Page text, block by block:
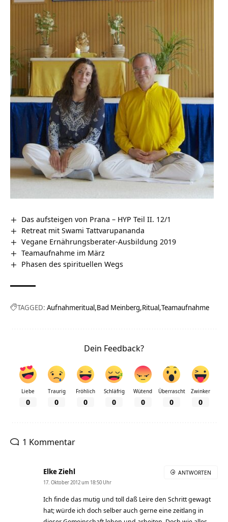
Das aufsteigen von Prana – HYP Teil II. 12/1
Retreat mit Swami Tattvarupananda
Vegane Ernährungsberater-Ausbildung 2019
Teamaufnahme im März
Phasen des spirituellen Wegs
TAGGED: Aufnahmeritual Bad Meinberg Ritual Teamaufnahme
Dein Feedback?
Liebe
0
Traurig
0
Fröhlich
0
Schläfrig
0
Wütend
0
Überrascht
0
Zwinker
0
1 Kommentar
Elke Ziehl
17. Oktober 2012 um 18:50 Uhr
Ich finde das mutig und toll daß Leire den Schritt gewagt
hat; würde ich doch selber auch gerne eine zeitlang in
ANTWORTEN